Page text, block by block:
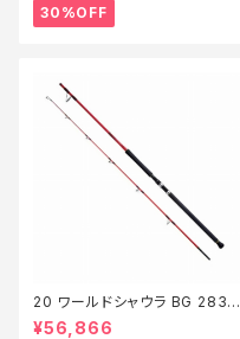
30%OFF
20 ワールドシャウラ BG 2836
RS-2【継続セール_ロッド】【10】
¥56,866